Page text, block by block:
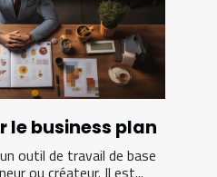
le business plan
outil de travail de base
ou créateur. Il est...